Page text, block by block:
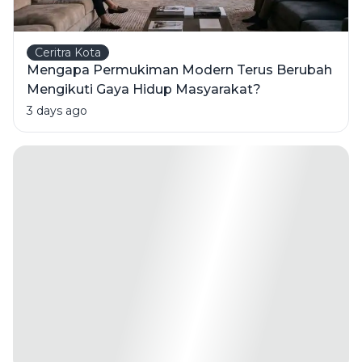
Ceritra Kota
Mengapa Permukiman Modern Terus Berubah
Mengikuti Gaya Hidup Masyarakat?
3 days ago